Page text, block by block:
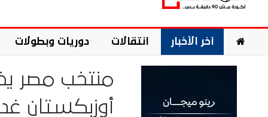
آخر الأخبار انتقالات دوريات وبطولات
منتخب مصر
أوزبكستان